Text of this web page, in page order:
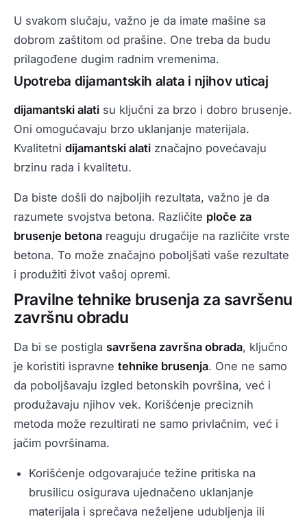
U svakom slučaju, važno je da imate mašine sa
dobrom zaštitom od prašine. One treba da budu
prilagođene dugim radnim vremenima.
Upotreba dijamantskih alata i njihov uticaj
dijamantski alati su ključni za brzo i dobro brusenje.
Oni omogućavaju brzo uklanjanje materijala.
Kvalitetni dijamantski alati značajno povećavaju
brzinu rada i kvalitetu.
Da biste došli do najboljih rezultata, važno je da
razumete svojstva betona. Različite ploče za
brusenje betona reaguju drugačije na različite vrste
betona. To može značajno poboljšati vaše rezultate
i produžiti život vašoj opremi.
Pravilne tehnike brusenja za savršenu
završnu obradu
Da bi se postigla savršena završna obrada, ključno
je koristiti ispravne tehnike brusenja. One ne samo
da poboljšavaju izgled betonskih površina, već i
produžavaju njihov vek. Korišćenje preciznih
metoda može rezultirati ne samo privlačnim, već i
jačim površinama.
Korišćenje odgovarajuće težine pritiska na
brusilicu osigurava ujednačeno uklanjanje
materijala i sprečava neželjene udubljenja ili